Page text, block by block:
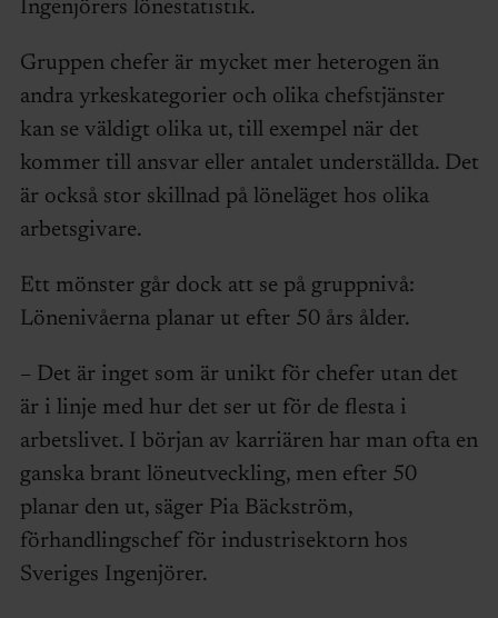
Ingenjörers lönestatistik.
Gruppen chefer är mycket mer heterogen än
andra yrkeskategorier och olika chefstjänster
kan se väldigt olika ut, till exempel när det
kommer till ansvar eller antalet underställda. Det
är också stor skillnad på löneläget hos olika
arbetsgivare.
Ett mönster går dock att se på gruppnivå:
Lönenivåerna planar ut efter 50 års ålder.
– Det är inget som är unikt för chefer utan det
är i linje med hur det ser ut för de flesta i
arbetslivet. I början av karriären har man ofta en
ganska brant löneutveckling, men efter 50
planar den ut, säger Pia Bäckström,
förhandlingschef för industrisektorn hos
Sveriges Ingenjörer.